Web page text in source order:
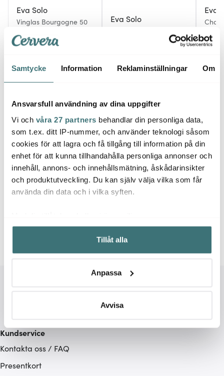
Samtycke Information Reklaminställningar Om
Ansvarsfull användning av dina uppgifter
Vi och våra 27 partners behandlar din personliga data,
som t.ex. ditt IP-nummer, och använder teknologi såsom
cookies för att lagra och få tillgång till information på din
enhet för att kunna tillhandahålla personliga annonser och
innehåll, annons- och innehållsmätning, åskådarinsikter
och produktutveckling. Du kan själv välja vilka som får
använda din data och i vilka syften.
Samla in information om din geografiska plats som
kan ha en noggrannhet på upp till flera meter
Identifiera din enhet genom att aktivt skanna den för
Ta reda på mer om hur dina personliga uppgifter
Du kan ändra eller dra tillbaka ditt samtycke när som
ska anpassas efter det som vi tror att du tycker om. Det
gör också att vi kan analysera vår trafik och göra
Tillåt alla
Anpassa
Avvisa
Eva Solo
Vinglas Bourgogne 50
239 kr 399 kr
Eva Solo
Eva
239
Låt dig inspireras av våra kunder
Relaterade sidor
Kundservice
Kontakta oss / FAQ
Presentkort